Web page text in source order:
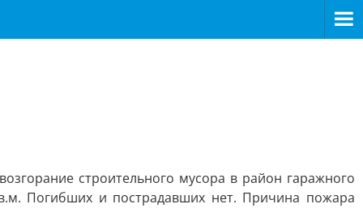
строительного мусора в район гаражного
Погибших и пострадавших нет. Причина пожара